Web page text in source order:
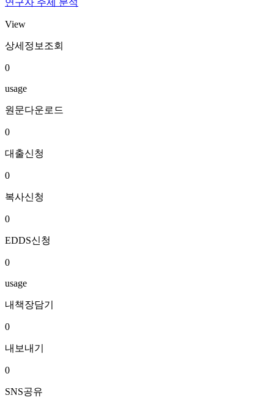
연구자 주제 분석
View
상세정보조회
0
usage
원문다운로드
0
대출신청
0
복사신청
0
EDDS신청
0
usage
내책장담기
0
내보내기
0
SNS공유